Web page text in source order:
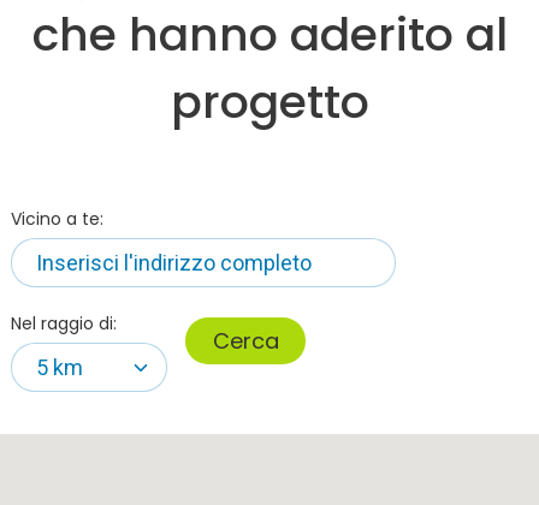
che hanno aderito al
progetto
Vicino a te:
Nel raggio di:
5 km
Cerca